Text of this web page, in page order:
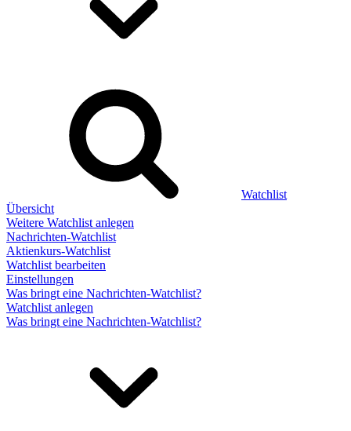
Watchlist
Übersicht
Weitere Watchlist anlegen
Nachrichten-Watchlist
Aktienkurs-Watchlist
Watchlist bearbeiten
Einstellungen
Was bringt eine Nachrichten-Watchlist?
Watchlist anlegen
Was bringt eine Nachrichten-Watchlist?